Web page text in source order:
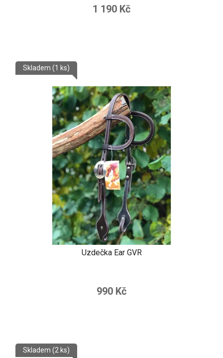
1 190 Kč
Uzdečka Ear GVR
Skladem (1 ks)
990 Kč
Skladem (2 ks)